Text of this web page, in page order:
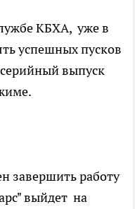
КБХА, уже в
успешных пусков
выпуск
завершить работу
выйдет на